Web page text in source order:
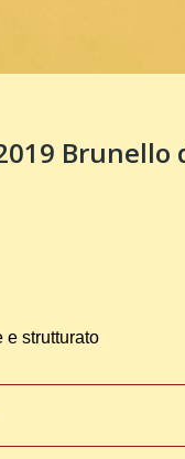
e strutturato